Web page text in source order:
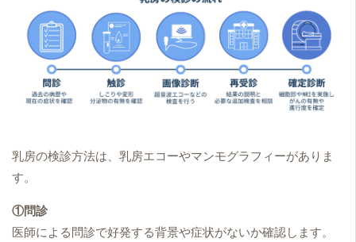
乳房の検診方法は、乳房エコーやマンモグラフィーがありま
す。
①問診
医師による問診で好発する背景や症状がないか確認します。